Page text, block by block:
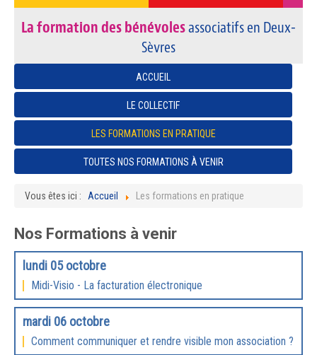
La formation des bénévolesassociatifs en Deux-
Sèvres
ACCUEIL
LE COLLECTIF
LES FORMATIONS EN PRATIQUE
TOUTES NOS FORMATIONS À VENIR
Vous êtes ici : Accueil Les formations en pratique
Nos Formations à venir
lundi 05 octobre
Midi-Visio - La facturation électronique
mardi 06 octobre
Comment communiquer et rendre visible mon association ?